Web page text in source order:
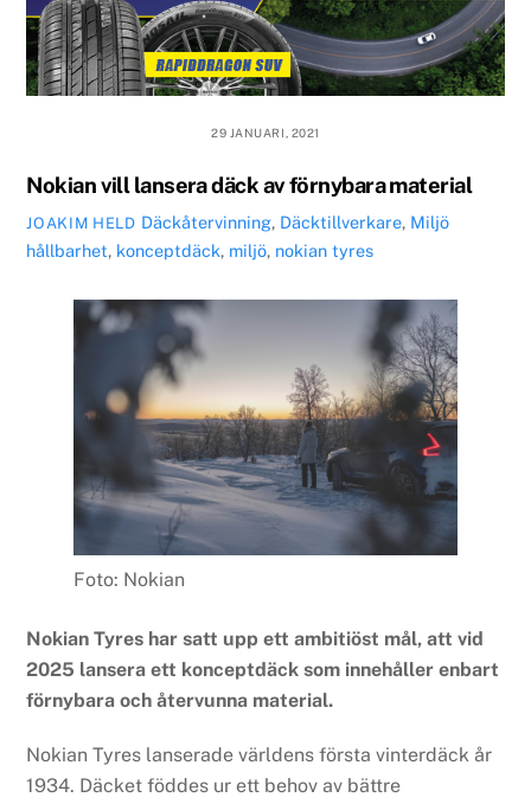
29 JANUARI, 2021
Nokian vill lansera däck av förnybara material
JOAKIM HELD Däckåtervinning, Däcktillverkare, Miljö
hållbarhet, konceptdäck, miljö, nokian tyres
Foto: Nokian
Nokian Tyres har satt upp ett ambitiöst mål, att vid
2025 lansera ett konceptdäck som innehåller enbart
förnybara och återvunna material.
Nokian Tyres lanserade världens första vinterdäck år
1934. Däcket föddes ur ett behov av bättre